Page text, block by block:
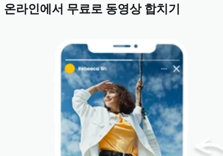
온라인에서 무료로 동영상 합치기